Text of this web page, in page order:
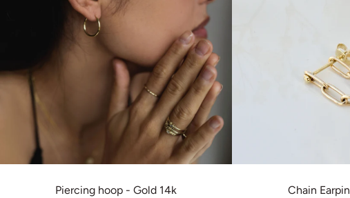
Piercing hoop - Gold 14k Chain